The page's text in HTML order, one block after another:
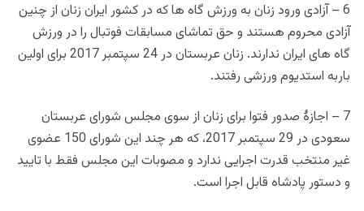
6 – آزادی ورود زنان به ورزش گاه ها که در کشور ایران زنان از چنین
آزادی محروم هستند و حق تماشای مسابقات فوتبال را در ورزش
گاه های ایران ندارند. زنان عربستان در 24 سپتمبر 2017 برای اولین
باربه استدیوم ورزشی رفتند.
7 – اجازۀ صدور فتوا برای زنان از سوی مجلس شورای عربستان
سعودی در 29 سپتمبر 2017، که هر چند این شورای 150 عضوی
غیر منتخب قدرت اجرایی ندارد و مصوبات این مجلس فقط با تایید
و دستور پادشاه قابل اجرا است.